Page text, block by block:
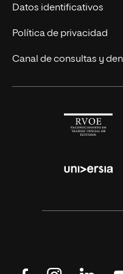
Alianza Newman
Únete a nosotros
Actualidad
Solicita información
Datos identificativos
Política de privacidad
Canal de consultas y